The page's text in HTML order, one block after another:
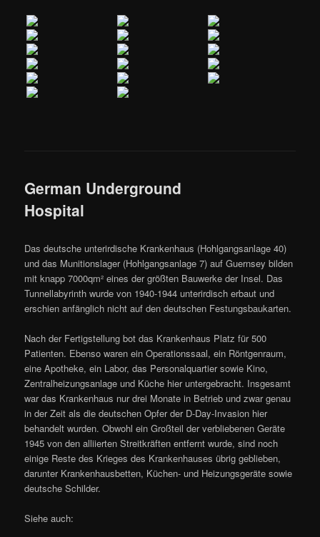
German Underground
Hospital
Das deutsche unterirdische Krankenhaus (Hohlgangsanlage 40)
und das Munitionslager (Hohlgangsanlage 7) auf Guernsey bilden
mit knapp 7000qm² eines der größten Bauwerke der Insel. Das
Tunnellabyrinth wurde von 1940-1944 unterirdisch erbaut und
erschien anfänglich nicht auf den deutschen Festungsbaukarten.
Nach der Fertigstellung bot das Krankenhaus Platz für 500
Patienten. Ebenso waren ein Operationssaal, ein Röntgenraum,
eine Apotheke, ein Labor, das Personalquartier sowie Kino,
Zentralheizungsanlage und Küche hier untergebracht. Insgesamt
war das Krankenhaus nur drei Monate in Betrieb und zwar genau
in der Zeit als die deutschen Opfer der D-Day-Invasion hier
behandelt wurden. Obwohl ein Großteil der verbliebenen Geräte
1945 von den alliierten Streitkräften entfernt wurde, sind noch
einige Reste des Krieges des Krankenhauses übrig geblieben,
darunter Krankenhausbetten, Küchen- und Heizungsgeräte sowie
deutsche Schilder.
Siehe auch: